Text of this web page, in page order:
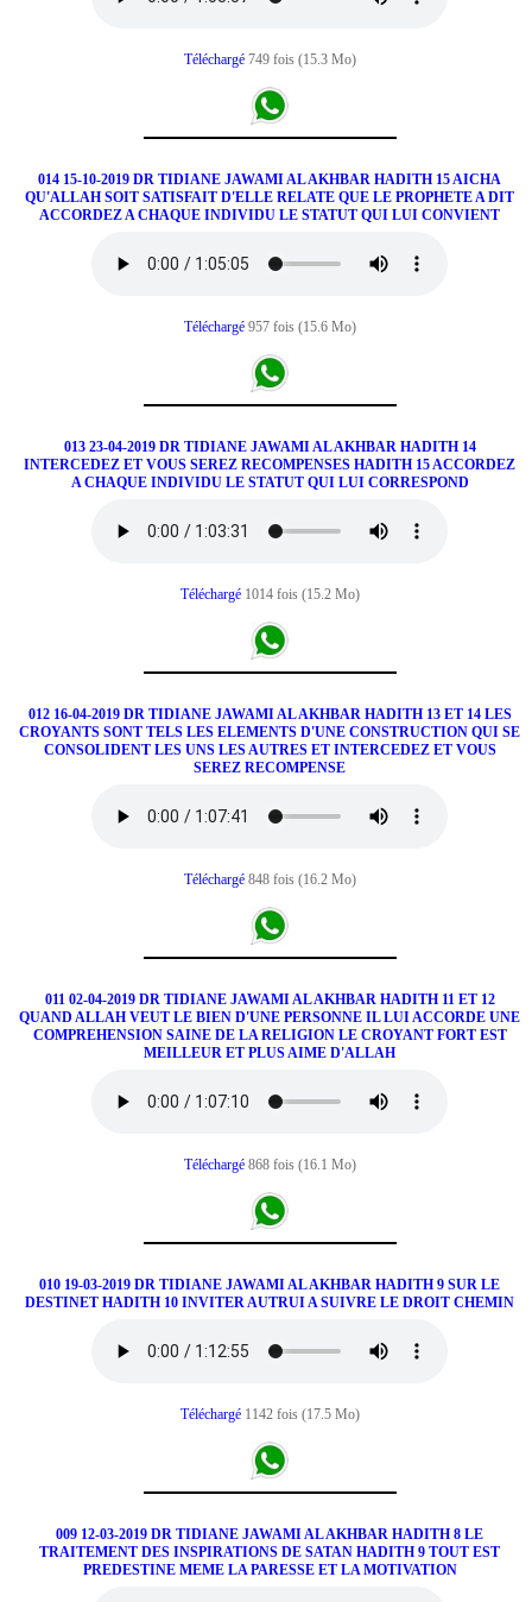
Téléchargé 749 fois (15.3 Mo)
014 15-10-2019 DR TIDIANE JAWAMI AL AKHBAR HADITH 15 AICHA
QU'ALLAH SOIT SATISFAIT D'ELLE RELATE QUE LE PROPHETE A DIT
ACCORDEZ A CHAQUE INDIVIDU LE STATUT QUI LUI CONVIENT
Téléchargé 957 fois (15.6 Mo)
013 23-04-2019 DR TIDIANE JAWAMI AL AKHBAR HADITH 14
INTERCEDEZ ET VOUS SEREZ RECOMPENSES HADITH 15 ACCORDEZ
A CHAQUE INDIVIDU LE STATUT QUI LUI CORRESPOND
Téléchargé 1014 fois (15.2 Mo)
012 16-04-2019 DR TIDIANE JAWAMI AL AKHBAR HADITH 13 ET 14 LES
CROYANTS SONT TELS LES ELEMENTS D'UNE CONSTRUCTION QUI SE
CONSOLIDENT LES UNS LES AUTRES ET INTERCEDEZ ET VOUS
SEREZ RECOMPENSE
Téléchargé 848 fois (16.2 Mo)
011 02-04-2019 DR TIDIANE JAWAMI AL AKHBAR HADITH 11 ET 12
QUAND ALLAH VEUT LE BIEN D'UNE PERSONNE IL LUI ACCORDE UNE
COMPREHENSION SAINE DE LA RELIGION LE CROYANT FORT EST
MEILLEUR ET PLUS AIME D'ALLAH
Téléchargé 868 fois (16.1 Mo)
010 19-03-2019 DR TIDIANE JAWAMI AL AKHBAR HADITH 9 SUR LE
DESTINET HADITH 10 INVITER AUTRUI A SUIVRE LE DROIT CHEMIN
Téléchargé 1142 fois (17.5 Mo)
009 12-03-2019 DR TIDIANE JAWAMI AL AKHBAR HADITH 8 LE
TRAITEMENT DES INSPIRATIONS DE SATAN HADITH 9 TOUT EST
PREDESTINE MEME LA PARESSE ET LA MOTIVATION